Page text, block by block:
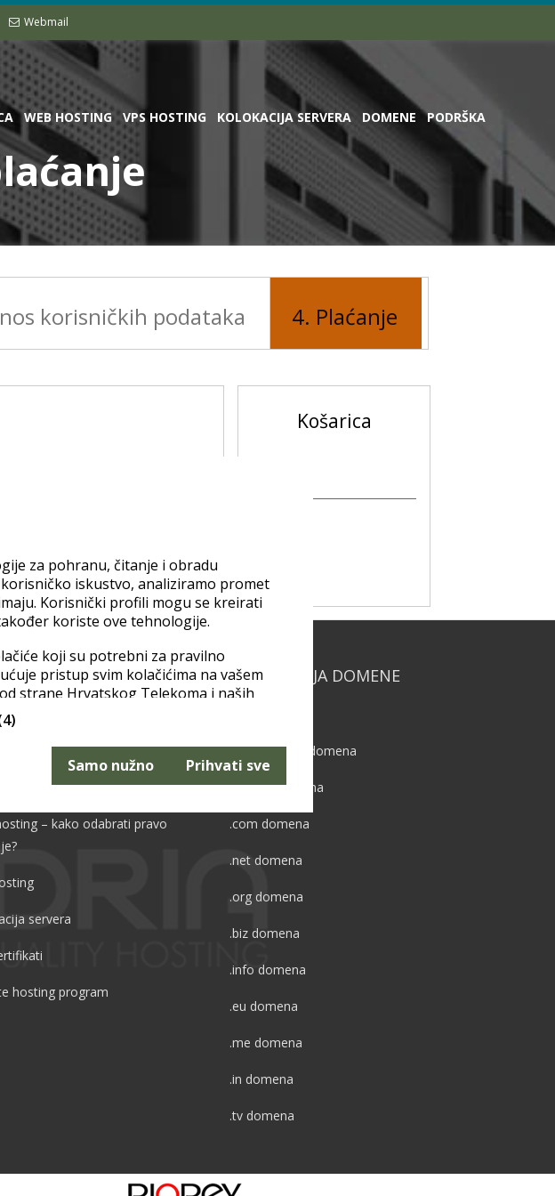
za pohranu, čitanje i obradu
iskustvo, analiziramo promet
Korisnički profili mogu se kreirati
koriste ove tehnologije.
koji su potrebni za pravilno
pristup svim kolačićima na vašem
strane Hrvatskog Telekoma i naših
u kojima razina zaštite podataka
a). Pod opcijom „Postavke“ možete
svoju privolu.
partnera.
Samo nužno Prihvati sve
Webmail
WEB HOSTING VPS HOSTING KOLOKACIJA SERVERA DOMENE PODRŠKA
korisničkih podataka 4. Plaćanje
Košarica
USLUGE
– kako odabrati pravo
servera
hosting program
REGISTRACIJA DOMENE
Besplatna .hr domena
.com.hr domena
.com domena
.net domena
.org domena
.biz domena
.info domena
.eu domena
.me domena
.in domena
.tv domena